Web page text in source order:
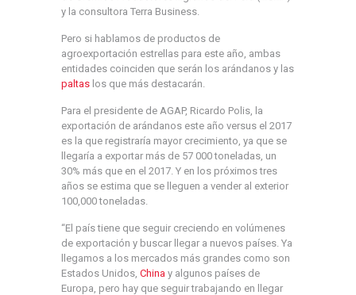
y la consultora Terra Business.
Pero si hablamos de productos de
agroexportación estrellas para este año, ambas
entidades coinciden que serán los arándanos y las
paltas los que más destacarán.
Para el presidente de AGAP, Ricardo Polis, la
exportación de arándanos este año versus el 2017
es la que registraría mayor crecimiento, ya que se
llegaría a exportar más de 57 000 toneladas, un
30% más que en el 2017. Y en los próximos tres
años se estima que se lleguen a vender al exterior
100,000 toneladas.
“El país tiene que seguir creciendo en volúmenes
de exportación y buscar llegar a nuevos países. Ya
llegamos a los mercados más grandes como son
Estados Unidos,China y algunos países de
Europa, pero hay que seguir trabajando en llegar